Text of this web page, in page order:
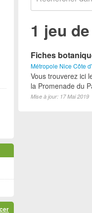
1 jeu
Fiches
Métropole Nice Côte
Vous trouverez ici
la Promenade du
Mise à jour: 17 Mai 2019